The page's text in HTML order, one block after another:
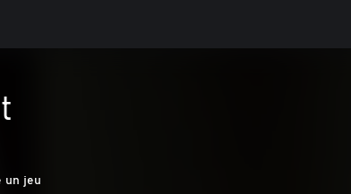
un jeu